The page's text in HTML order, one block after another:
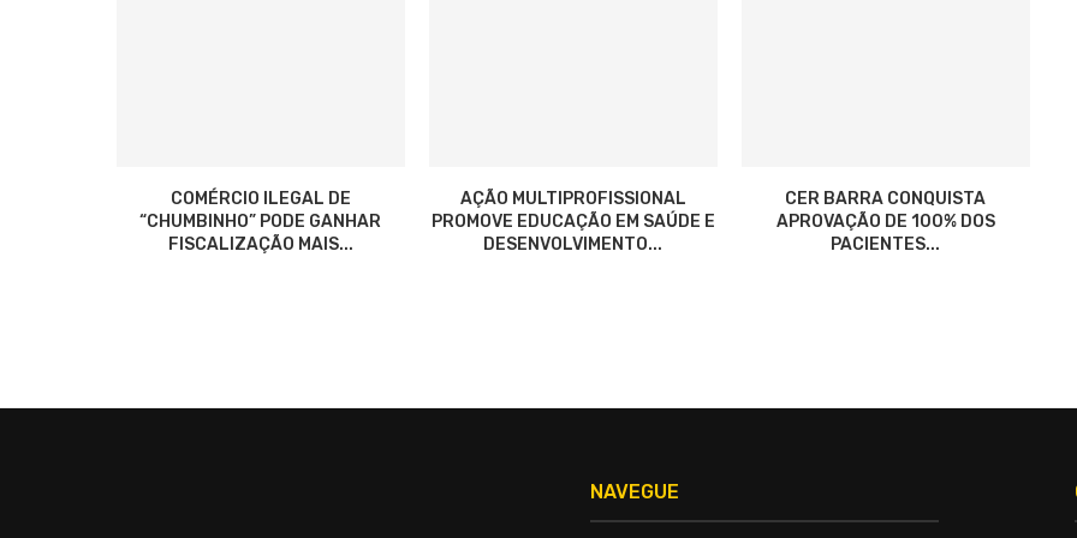
COMÉRCIO ILEGAL DE
“CHUMBINHO” PODE GANHAR
FISCALIZAÇÃO MAIS...
AÇÃO MULTIPROFISSIONAL
PROMOVE EDUCAÇÃO EM SAÚDE E
DESENVOLVIMENTO...
CER BARRA CONQUISTA
APROVAÇÃO DE 100% DOS
PACIENTES...
NAVEGUE